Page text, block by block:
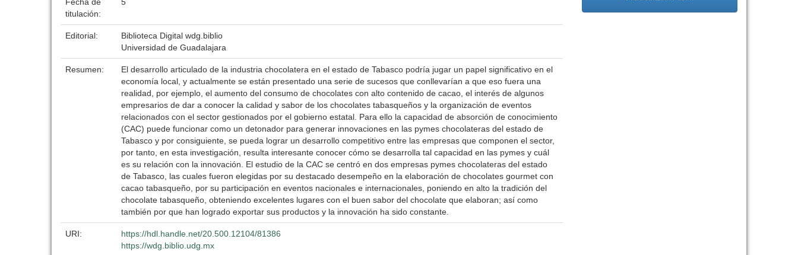
titulación:
Editorial:
Biblioteca Digital wdg.biblio
Universidad de Guadalajara
Resumen:
El desarrollo articulado de la industria chocolatera en el estado de Tabasco podría jugar un papel significativo en el
economía local, y actualmente se están presentado una serie de sucesos que conllevarían a que eso fuera una
realidad, por ejemplo, el aumento del consumo de chocolates con alto contenido de cacao, el interés de algunos
empresarios de dar a conocer la calidad y sabor de los chocolates tabasqueños y la organización de eventos
relacionados con el sector gestionados por el gobierno estatal. Para ello la capacidad de absorción de conocimiento
(CAC) puede funcionar como un detonador para generar innovaciones en las pymes chocolateras del estado de
Tabasco y por consiguiente, se pueda lograr un desarrollo competitivo entre las empresas que componen el sector,
por tanto, en esta investigación, resulta interesante conocer cómo se desarrolla tal capacidad en las pymes y cuál
es su relación con la innovación. El estudio de la CAC se centró en dos empresas pymes chocolateras del estado
de Tabasco, las cuales fueron elegidas por su destacado desempeño en la elaboración de chocolates gourmet con
cacao tabasqueño, por su participación en eventos nacionales e internacionales, poniendo en alto la tradición del
chocolate tabasqueño, obteniendo excelentes lugares con el buen sabor del chocolate que elaboran; así como
también por que han logrado exportar sus productos y la innovación ha sido constante.
URI:
https://hdl.handle.net/20.500.12104/81386
https://wdg.biblio.udg.mx